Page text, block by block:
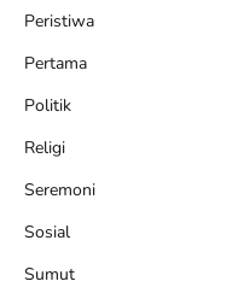
Peristiwa
Pertama
Politik
Religi
Seremoni
Sosial
Sumut